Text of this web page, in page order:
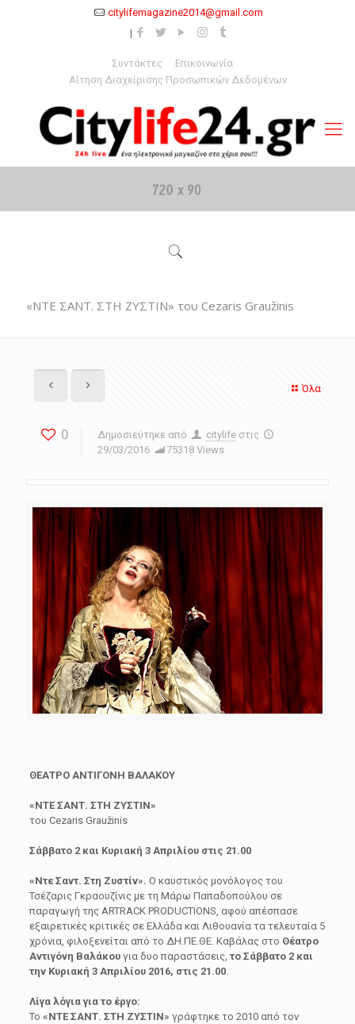
citylifemagazine2014@gmail.com
Συντάκτες
Επικοινωνία
Αίτηση Διαχείρισης Προσωπικών Δεδομένων
«ΝΤΕ ΣΑΝΤ. ΣΤΗ ΖΥΣΤΙΝ» του Cezaris Graužinis
Όλα
0 Δημοσιεύτηκε από citylife στις
29/03/2016
75318 Views
ΘΕΑΤΡΟ ΑΝΤΙΓΟΝΗ ΒΑΛΑΚΟΥ
«ΝΤΕ ΣΑΝΤ. ΣΤΗ ΖΥΣΤΙΝ»
του Cezaris Graužinis
Σάββατο 2 και Κυριακή 3 Απριλίου στις 21.00
«Ντε Σαντ. Στη Ζυστίν». Ο καυστικός μονόλογος του
Τσέζαρις Γκραουζίνις με τη Μάρω Παπαδοπούλου σε
παραγωγή της ARTRACK PRODUCTIONS, αφού απέσπασε
εξαιρετικές κριτικές σε Ελλάδα και Λιθουανία τα τελευταία 5
χρόνια, φιλοξενείται από το ΔΗ.ΠΕ.ΘΕ. Καβάλας στo Θέατρο
Αντιγόνη Βαλάκουγια δυο παραστάσεις, το Σάββατο 2 και
την Κυριακή 3 Απριλίου 2016, στις 21.00.
Λίγα λόγια για το έργο:
Το «ΝΤΕ ΣΑΝΤ. ΣΤΗ ΖΥΣΤΙΝ» γράφτηκε το 2010 από τον